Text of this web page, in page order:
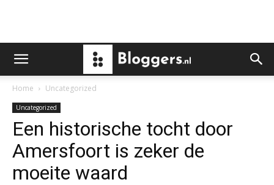
Home Uncategorized
Uncategorized
Een historische tocht door
Amersfoort is zeker de
moeite waard